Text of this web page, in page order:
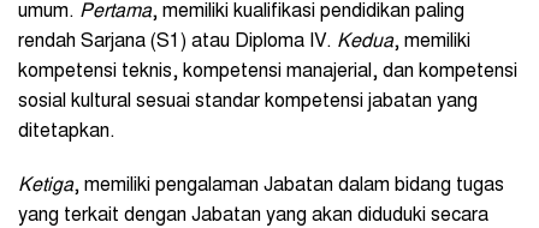
umum. Pertama, memiliki kualifikasi pendidikan paling
rendah Sarjana (S1) atau Diploma IV. Kedua, memiliki
kompetensi teknis, kompetensi manajerial, dan kompetensi
sosial kultural sesuai standar kompetensi jabatan yang
ditetapkan.
Ketiga, memiliki pengalaman Jabatan dalam bidang tugas
yang terkait dengan Jabatan yang akan diduduki secara